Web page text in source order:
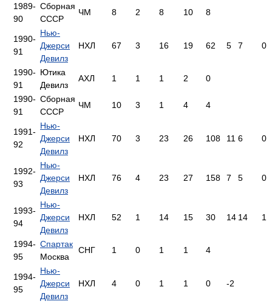
1989-
90
Сборная
СССР
ЧМ 8 2 8 10 8
1990-
91
Нью-
Джерси
Девилз
НХЛ 67 3 16 19 62 5 7 0
1990-
91
Ютика
Девилз
АХЛ 1 1 1 2 0
1990-
91
Сборная
СССР
ЧМ 10 3 1 4 4
1991-
92
Нью-
Джерси
Девилз
НХЛ 70 3 23 26 108 11 6 0
1992-
93
Нью-
Джерси
Девилз
НХЛ 76 4 23 27 158 7 5 0
1993-
94
Нью-
Джерси
Девилз
НХЛ 52 1 14 15 30 14 14 1
1994-
95
Спартак
Москва
СНГ 1 0 1 1 4
1994-
95
Нью-
Джерси
Девилз
НХЛ 4 0 1 1 0 -2